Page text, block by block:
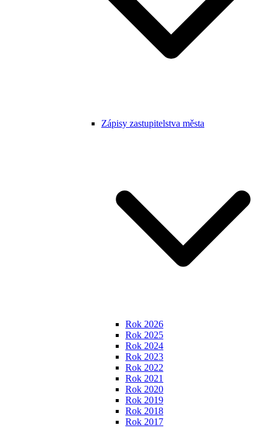
Zápisy zastupitelstva města
Rok 2026
Rok 2025
Rok 2024
Rok 2023
Rok 2022
Rok 2021
Rok 2020
Rok 2019
Rok 2018
Rok 2017